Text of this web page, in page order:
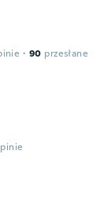
· 90 przesłane